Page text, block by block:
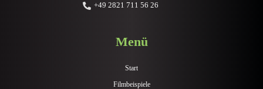
+49 2821 711 56 26
Menü
Start
Filmbeispiele